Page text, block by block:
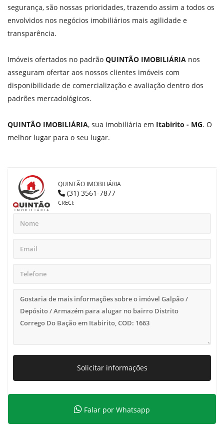
segurança, são nossas prioridades, trazendo assim a todos os
envolvidos nos negócios imobiliários mais agilidade e
transparência.
Imóveis ofertados no padrão QUINTÃO IMOBILIÁRIA nos
asseguram ofertar aos nossos clientes imóveis com
disponibilidade de comercialização e avaliação dentro dos
padrões mercadológicos.
QUINTÃO IMOBILIÁRIA, sua imobiliária em Itabirito - MG. O
melhor lugar para o seu lugar.
QUINTÃO IMOBILIÁRIA
(31) 3561-7877
CRECI:
Solicitar informações
Falar por Whatsapp